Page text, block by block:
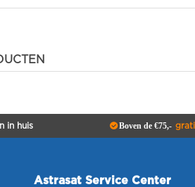
in huis Boven de €75,-
Astrasat Service Center